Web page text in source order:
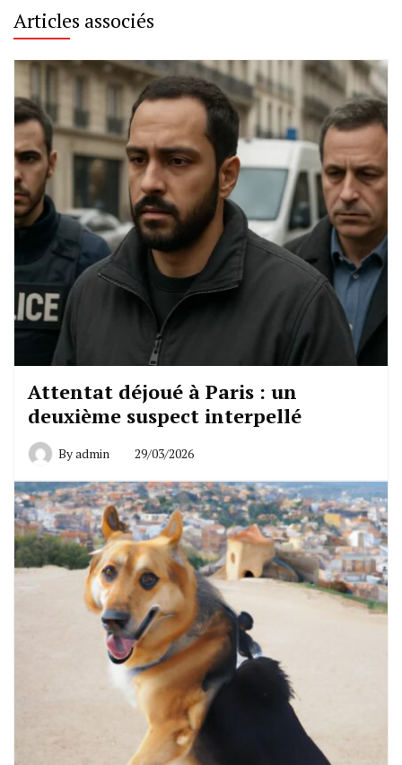
Articles associés
Attentat déjoué à Paris : un
deuxième suspect interpellé
Byadmin 29/03/2026